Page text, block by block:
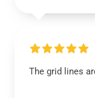
The grid lines